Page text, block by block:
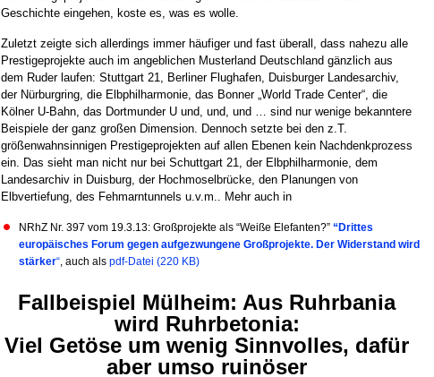
Geschichte eingehen, koste es, was es wolle.
Zuletzt zeigte sich allerdings immer häufiger und fast überall, dass nahezu alle
Prestigeprojekte auch im angeblichen Musterland Deutschland gänzlich aus
dem Ruder laufen: Stuttgart 21, Berliner Flughafen, Duisburger Landesarchiv,
der Nürburgring, die Elbphilharmonie, das Bonner „World Trade Center“, die
Kölner U-Bahn, das Dortmunder U und, und, und … sind nur wenige bekanntere
Beispiele der ganz großen Dimension. Dennoch setzte bei den z.T.
größenwahnsinnigen Prestigeprojekten auf allen Ebenen kein Nachdenkprozess
ein. Das sieht man nicht nur bei Schuttgart 21, der Elbphilharmonie, dem
Landesarchiv in Duisburg, der Hochmoselbrücke, den Planungen von
Elbvertiefung, des Fehmarntunnels u.v.m.. Mehr auch in
NRhZ Nr. 397 vom 19.3.13: Großprojekte als “Weiße Elefanten?” “Drittes
europäisches Forum gegen aufgezwungene Großprojekte. Der Widerstand wird
stärker“, auch als pdf-Datei (220 KB)
Fallbeispiel Mülheim: Aus Ruhrbania
wird Ruhrbetonia:
Viel Getöse um wenig Sinnvolles, dafür
aber umso ruinöser